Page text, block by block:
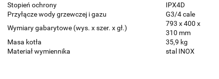
Stopień ochrony
IPX4D
Przyłącze wody grzewczej i gazu
G3/4 cale
Wymiary gabarytowe (wys. x szer. x gł.)
793 x 400 x
310 mm
Masa kotła
35,9 kg
Materiał wymiennika
stal INOX